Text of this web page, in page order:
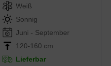
Weiß
Sonnig
Juni - September
120-160 cm
Lieferbar